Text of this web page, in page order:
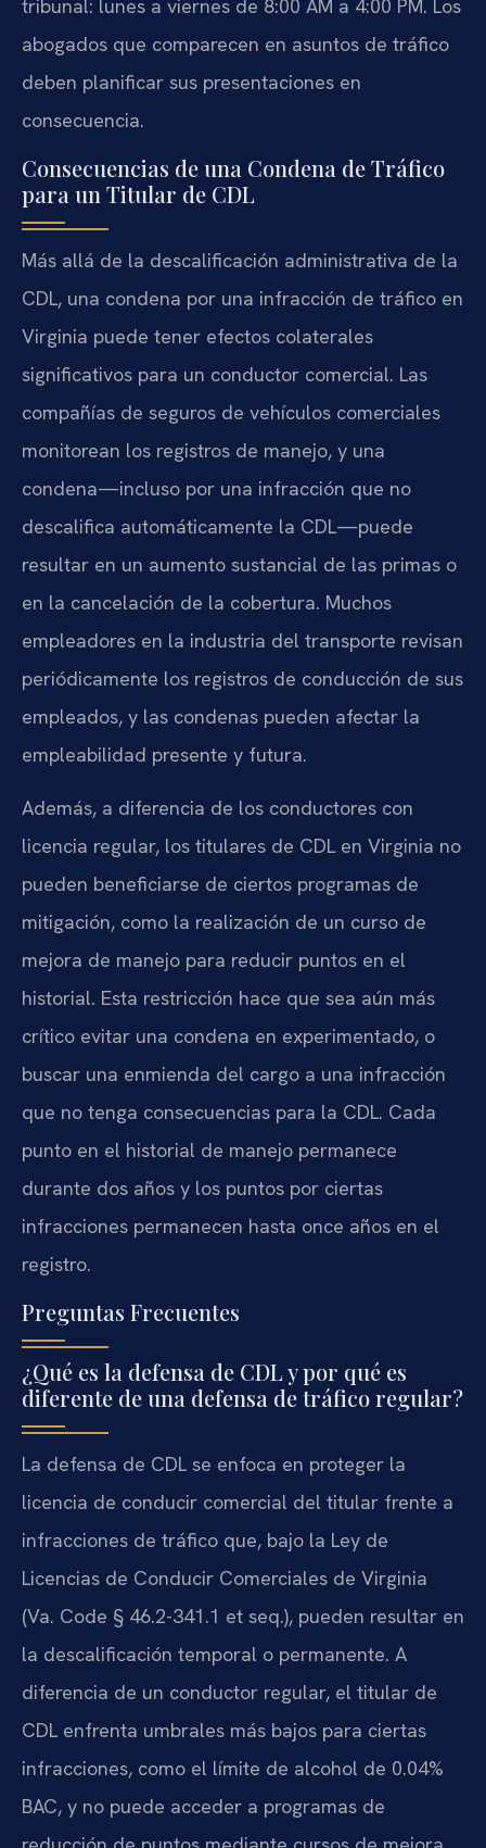
tribunal: lunes a viernes de 8:00 AM a 4:00 PM. Los
abogados que comparecen en asuntos de tráfico
deben planificar sus presentaciones en
consecuencia.
Consecuencias de una Condena de Tráfico
para un Titular de CDL
Más allá de la descalificación administrativa de la
CDL, una condena por una infracción de tráfico en
Virginia puede tener efectos colaterales
significativos para un conductor comercial. Las
compañías de seguros de vehículos comerciales
monitorean los registros de manejo, y una
condena—incluso por una infracción que no
descalifica automáticamente la CDL—puede
resultar en un aumento sustancial de las primas o
en la cancelación de la cobertura. Muchos
empleadores en la industria del transporte revisan
periódicamente los registros de conducción de sus
empleados, y las condenas pueden afectar la
empleabilidad presente y futura.
Además, a diferencia de los conductores con
licencia regular, los titulares de CDL en Virginia no
pueden beneficiarse de ciertos programas de
mitigación, como la realización de un curso de
mejora de manejo para reducir puntos en el
historial. Esta restricción hace que sea aún más
crítico evitar una condena en experimentado, o
buscar una enmienda del cargo a una infracción
que no tenga consecuencias para la CDL. Cada
punto en el historial de manejo permanece
durante dos años y los puntos por ciertas
infracciones permanecen hasta once años en el
registro.
Preguntas Frecuentes
¿Qué es la defensa de CDL y por qué es
diferente de una defensa de tráfico regular?
La defensa de CDL se enfoca en proteger la
licencia de conducir comercial del titular frente a
infracciones de tráfico que, bajo la Ley de
Licencias de Conducir Comerciales de Virginia
(Va. Code § 46.2-341.1 et seq.), pueden resultar en
la descalificación temporal o permanente. A
diferencia de un conductor regular, el titular de
CDL enfrenta umbrales más bajos para ciertas
infracciones, como el límite de alcohol de 0.04%
BAC, y no puede acceder a programas de